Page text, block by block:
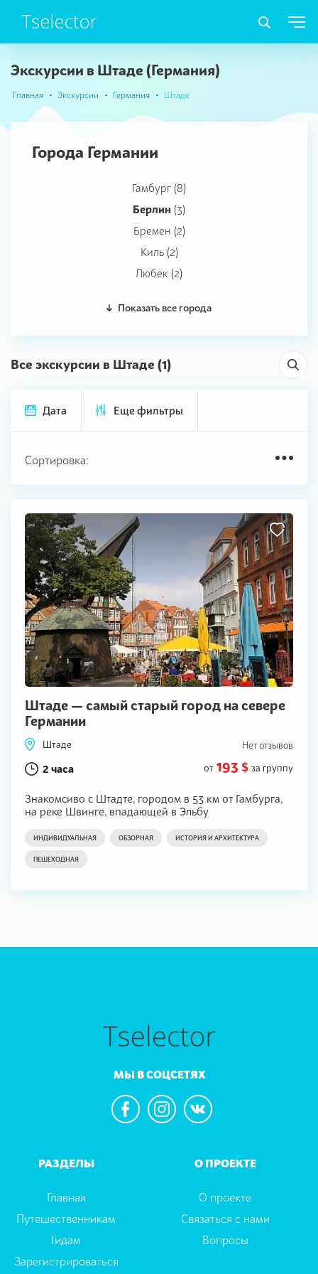
Экскурсии в Штаде (Германия)
Главная Экскурсии Германия Штаде
Города Германии
Гамбург (8)
Берлин (3)
Бремен (2)
Киль (2)
Любек (2)
Показать все города
Все экскурсии в Штаде (1)
Дата Еще фильтры
Сортировка:
Штаде — самый старый город на севере
Германии
Штаде Нет отзывов
2 часа от 193 $ за группу
Знакомсиво с Штадте, городом в 53 км от Гамбурга,
на реке Швинге, впадающей в Эльбу
ИНДИВИДУАЛЬНАЯ ОБЗОРНАЯ ИСТОРИЯ И АРХИТЕКТУРА
ПЕШЕХОДНАЯ
РАЗДЕЛЫ
Главная
Путешественникам
Гидам
Зарегистрироваться
О ПРОЕКТЕ
О проекте
Связаться с нами
Вопросы
МЫ В СОЦСЕТЯХ